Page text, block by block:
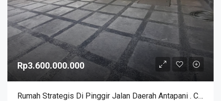
Rp3.600.000.000
Rumah Strategis Di Pinggir Jalan Daerah Antapani . Cocok Untuk Usaha. SUKANEGARA